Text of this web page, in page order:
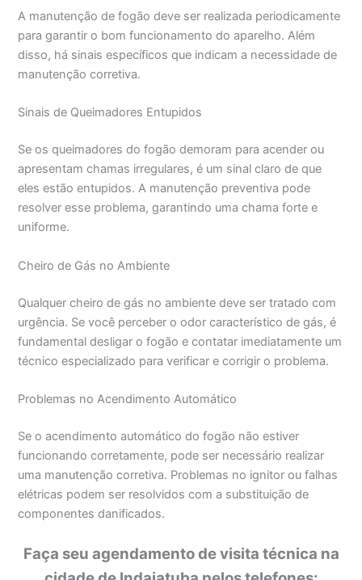
A manutenção de fogão deve ser realizada periodicamente
para garantir o bom funcionamento do aparelho. Além
disso, há sinais específicos que indicam a necessidade de
manutenção corretiva.
Sinais de Queimadores Entupidos
Se os queimadores do fogão demoram para acender ou
apresentam chamas irregulares, é um sinal claro de que
eles estão entupidos. A manutenção preventiva pode
resolver esse problema, garantindo uma chama forte e
uniforme.
Cheiro de Gás no Ambiente
Qualquer cheiro de gás no ambiente deve ser tratado com
urgência. Se você perceber o odor característico de gás, é
fundamental desligar o fogão e contatar imediatamente um
técnico especializado para verificar e corrigir o problema.
Problemas no Acendimento Automático
Se o acendimento automático do fogão não estiver
funcionando corretamente, pode ser necessário realizar
uma manutenção corretiva. Problemas no ignitor ou falhas
elétricas podem ser resolvidos com a substituição de
componentes danificados.
Faça seu agendamento de visita técnica na